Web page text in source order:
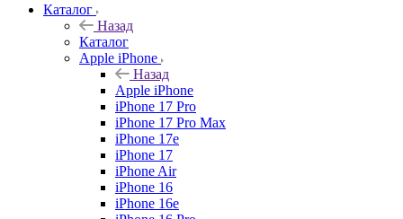
Каталог
Назад
Каталог
Apple iPhone
Назад
Apple iPhone
iPhone 17 Pro
iPhone 17 Pro Max
iPhone 17e
iPhone 17
iPhone Air
iPhone 16
iPhone 16e